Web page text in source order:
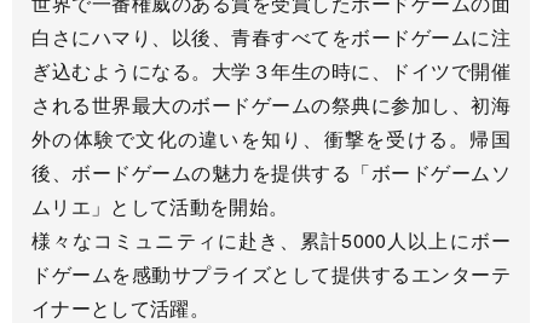
白さにハマり、以後、青春すべてをボードゲームに注
ぎ込むようになる。大学３年生の時に、ドイツで開催
される世界最大のボードゲームの祭典に参加し、初海
外の体験で文化の違いを知り、衝撃を受ける。帰国
後、ボードゲームの魅力を提供する「ボードゲームソ
ムリエ」として活動を開始。
様々なコミュニティに赴き、累計5000人以上にボー
ドゲームを感動サプライズとして提供するエンターテ
イナーとして活躍。